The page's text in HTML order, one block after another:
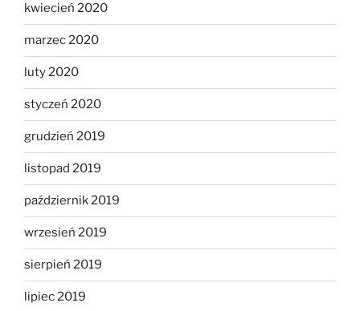
kwiecień 2020
marzec 2020
luty 2020
styczeń 2020
grudzień 2019
listopad 2019
październik 2019
wrzesień 2019
sierpień 2019
lipiec 2019